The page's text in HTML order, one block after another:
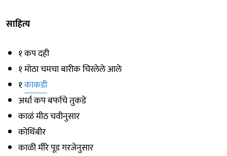
साहित्य
१ कप दही
१ मोठा चमचा बारीक चिरलेले आले
१काकडी
अर्धा कप बर्फाचे तुकडे
काळं मीठ चवीनुसार
कोथिंबीर
काळी मीरे पूड गरजेनुसार